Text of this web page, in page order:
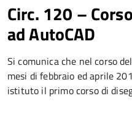
Circ. 120 –
ad AutoCAD
Si comunica che nel corso
mesi di febbraio ed aprile
istituto il primo corso di